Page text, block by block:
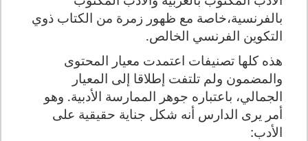
بالفرنسية،خاصة مع ظهور زمرة من الكتاب ذوي
التكوين الفرنسي الخالص.
هذه كلها تصنيفات اعتمدت معيار المحتوى
والمضمون ولم تلتفت إطلاقا إلى المعيار
الجمالي، باعتباره جوهر الممارسة الأدبية. وهو
أمر يرى الدارس أنه شكل جناية حقيقية على
الأدب: